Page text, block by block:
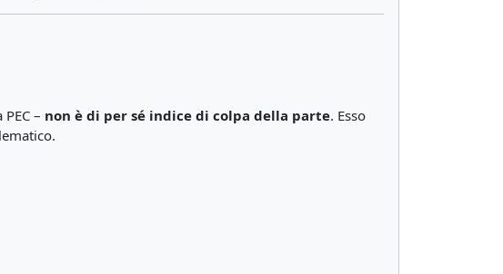
– non è di per sé indice di colpa della parte. Esso